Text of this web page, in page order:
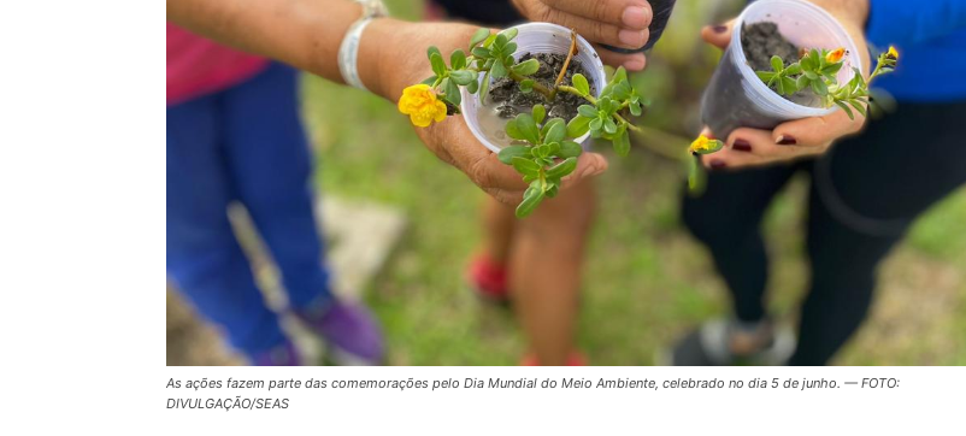
As ações fazem parte das comemorações pelo Dia Mundial do Meio Ambiente, celebrado no dia 5 de junho. — FOTO:
DIVULGAÇÃO/SEAS